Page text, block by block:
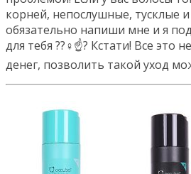
корней, непослушные, тусклые и
обязательно напиши мне и я
для тебя ??‍♀️☝? Кстати! Все это
денег, позволить такой уход